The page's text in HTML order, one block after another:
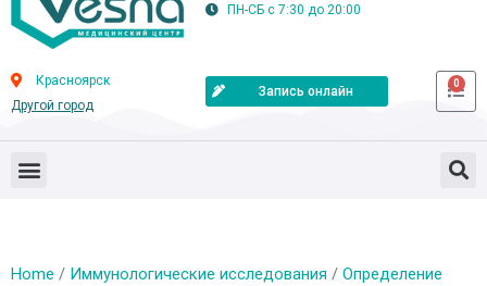
ПН-СБ с 7:30 до 20:00
Красноярск
Другой город
Запись онлайн
0
Home / Иммунологические исследования / Определение